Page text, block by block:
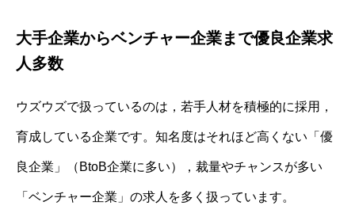
大手企業からベンチャー企業まで優良企業求
人多数
ウズウズで扱っているのは，若手人材を積極的に採用，
育成している企業です。知名度はそれほど高くない「優
良企業」（BtoB企業に多い），裁量やチャンスが多い
「ベンチャー企業」の求人を多く扱っています。